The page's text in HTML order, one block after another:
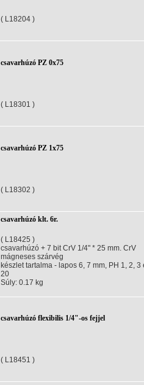
( L18204 )
csavarhúzó PZ 0x75
( L18301 )
csavarhúzó PZ 1x75
( L18302 )
csavarhúzó klt. 6r.
( L18425 )
csavarhúzó + 7 bit CrV 1/4" * 25 mm. CrV
mágneses szárvég
készlet tartalma - lapos 6, 7 mm, PH 1, 2, 3
20
Súly: 0.17 kg
csavarhúzó flexibilis 1/4"-os fejjel
( L18451 )